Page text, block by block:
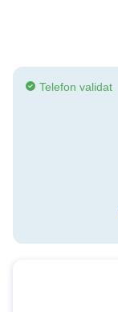
Telefon validat